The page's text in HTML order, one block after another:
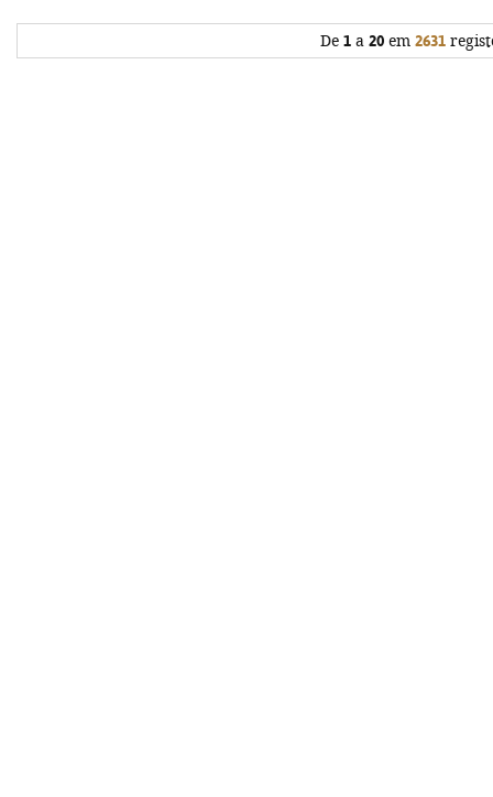
De 1a 20em 2631